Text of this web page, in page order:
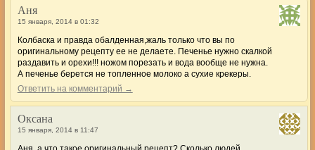
Аня
15 января, 2014 в 01:32
Колбаска и правда обалденная,жаль только что вы по
оригинальному рецепту ее не делаете. Печенье нужно скалкой
раздавить и орехи!!! ножом порезать и вода вообще не нужна.
А печенье берется не топленное молоко а сухие крекеры.
Ответить на комментарий →
Оксана
15 января, 2014 в 11:47